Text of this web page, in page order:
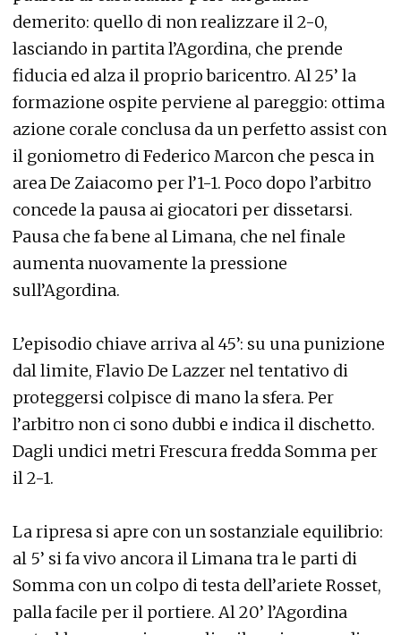
demerito: quello di non realizzare il 2-0,
lasciando in partita l’Agordina, che prende
fiducia ed alza il proprio baricentro. Al 25’ la
formazione ospite perviene al pareggio: ottima
azione corale conclusa da un perfetto assist con
il goniometro di Federico Marcon che pesca in
area De Zaiacomo per l’1-1. Poco dopo l’arbitro
concede la pausa ai giocatori per dissetarsi.
Pausa che fa bene al Limana, che nel finale
aumenta nuovamente la pressione
sull’Agordina.
L’episodio chiave arriva al 45’: su una punizione
dal limite, Flavio De Lazzer nel tentativo di
proteggersi colpisce di mano la sfera. Per
l’arbitro non ci sono dubbi e indica il dischetto.
Dagli undici metri Frescura fredda Somma per
il 2-1.
La ripresa si apre con un sostanziale equilibrio:
al 5’ si fa vivo ancora il Limana tra le parti di
Somma con un colpo di testa dell’ariete Rosset,
palla facile per il portiere. Al 20’ l’Agordina